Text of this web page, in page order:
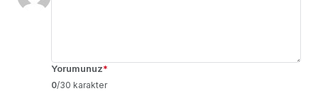
Yorumunuz*
0/30 karakter